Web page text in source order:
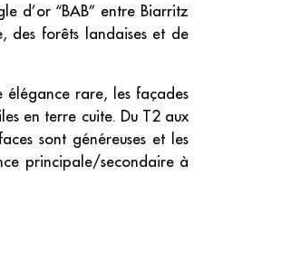
d’or “BAB” entre Biarritz
des forêts landaises et de
élégance rare, les façades
en terre cuite. Du T2 aux
sont généreuses et les
principale/secondaire à